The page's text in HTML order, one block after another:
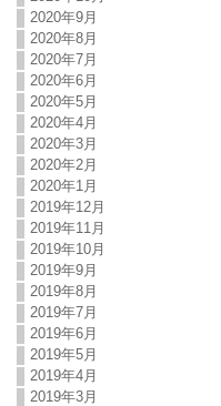
2020年9月
2020年8月
2020年7月
2020年6月
2020年5月
2020年4月
2020年3月
2020年2月
2020年1月
2019年12月
2019年11月
2019年10月
2019年9月
2019年8月
2019年7月
2019年6月
2019年5月
2019年4月
2019年3月